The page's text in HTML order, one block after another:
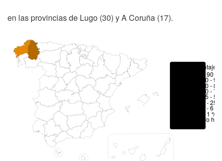
en las provincias de Lugo (30) y A Coruña (17).
Porcentajes
> 90 %
80 -
70 -
50 -
25 -
6 - 25
1 - 6 %
< 1 %
No hay